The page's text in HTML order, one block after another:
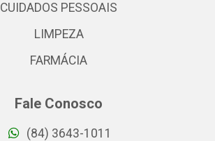
CUIDADOS PESSOAIS
LIMPEZA
FARMÁCIA
Fale Conosco
(84) 3643-1011